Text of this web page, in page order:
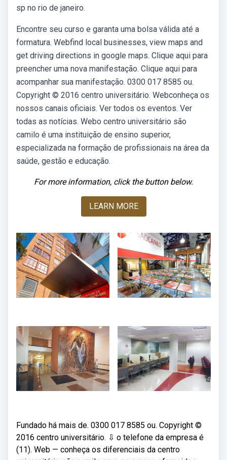
sp no rio de janeiro.
Encontre seu curso e garanta uma bolsa válida até a
formatura. Webfind local businesses, view maps and
get driving directions in google maps. Clique aqui para
preencher uma nova manifestação. Clique aqui para
acompanhar sua manifestação. 0300 017 8585 ou.
Copyright © 2016 centro universitário. Webconheça os
nossos canais oficiais. Ver todos os eventos. Ver
todas as notícias. Webo centro universitário são
camilo é uma instituição de ensino superior,
especializada na formação de profissionais na área da
saúde, gestão e educação.
For more information, click the button below.
LEARN MORE
Fundado há mais de. 0300 017 8585 ou. Copyright ©
2016 centro universitário. ⇩ o telefone da empresa é
(11). Web — conheça os diferenciais da centro